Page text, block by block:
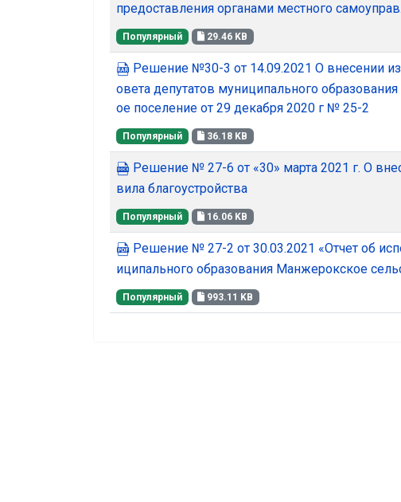
предоставления органами местного
Популярный 29.46 KB
Решение №30-3 от 14.09.2021 О внесении
овета депутатов муниципального
ое поселение от 29 декабря 2020 г № 25-2
Популярный 36.18 KB
Решение № 27-6 от «30» марта 2021 г. О
вила благоустройства
Популярный 16.06 KB
Решение № 27-2 от 30.03.2021 «Отчет об
иципального образования Манжерокское
Популярный 993.11 KB